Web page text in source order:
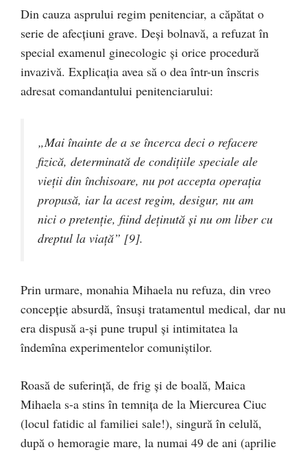
Din cauza asprului regim penitenciar, a căpătat o
serie de afecţiuni grave. Deşi bolnavă, a refuzat în
special examenul ginecologic şi orice procedură
invazivă. Explicaţia avea să o dea într-un înscris
adresat comandantului penitenciarului:
„Mai înainte de a se încerca deci o refacere
fizică, determinată de condiţiile speciale ale
vieţii din închisoare, nu pot accepta operaţia
propusă, iar la acest regim, desigur, nu am
nici o pretenţie, fiind deţinută şi nu om liber cu
dreptul la viaţă” [9].
Prin urmare, monahia Mihaela nu refuza, din vreo
concepţie absurdă, însuşi tratamentul medical, dar nu
era dispusă a-şi pune trupul şi intimitatea la
îndemîna experimentelor comuniştilor.
Roasă de suferinţă, de frig şi de boală, Maica
Mihaela s-a stins în temniţa de la Miercurea Ciuc
(locul fatidic al familiei sale!), singură în celulă,
după o hemoragie mare, la numai 49 de ani (aprilie